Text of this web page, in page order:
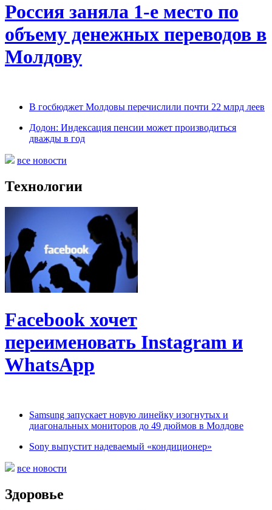
Россия заняла 1-е место по
объему денежных переводов в
Молдову
В госбюджет Молдовы перечислили почти 22 млрд леев
Додон: Индексация пенсии может производиться
дважды в год
все новости
Технологии
Facebook хочет
переименовать Instagram и
WhatsApp
Samsung запускает новую линейку изогнутых и
диагональных мониторов до 49 дюймов в Молдове
Sony выпустит надеваемый «кондиционер»
все новости
Здоровье